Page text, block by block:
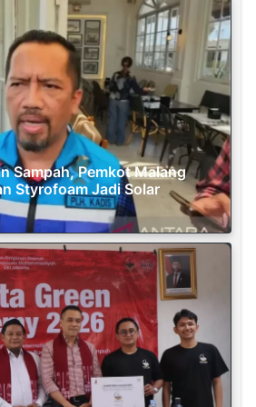
Sampah, Pemkot Malang
Styrofoam Jadi Solar